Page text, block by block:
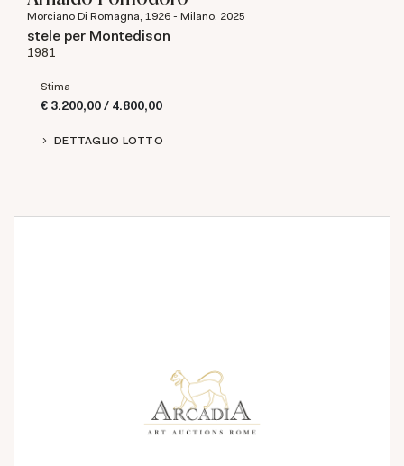
Morciano Di Romagna, 1926 - Milano, 2025
stele per Montedison
1981
Stima
€ 3.200,00 / 4.800,00
DETTAGLIO LOTTO